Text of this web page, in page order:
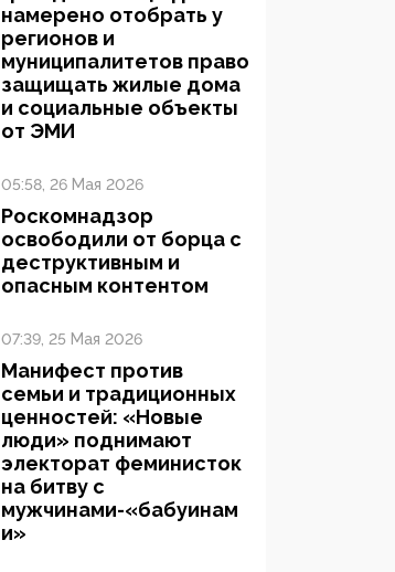
намерено отобрать у
регионов и
муниципалитетов право
защищать жилые дома
и социальные объекты
от ЭМИ
05:58, 26 Мая 2026
Роскомнадзор
освободили от борца с
деструктивным и
опасным контентом
07:39, 25 Мая 2026
Манифест против
семьи и традиционных
ценностей: «Новые
люди» поднимают
электорат феминисток
на битву с
мужчинами-«бабуинам
и»